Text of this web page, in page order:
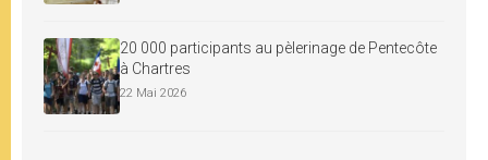
20 000 participants au pèlerinage de Pentecôte
à Chartres
22 Mai 2026